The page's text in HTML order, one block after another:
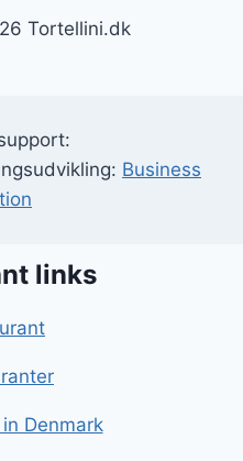
Tortellini.dk
Business
links
Denmark